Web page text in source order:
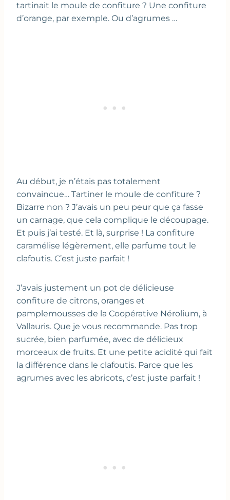
tartinait le moule de confiture ? Une confiture
d’orange, par exemple. Ou d’agrumes …
Au début, je n’étais pas totalement
convaincue… Tartiner le moule de confiture ?
Bizarre non ? J’avais un peu peur que ça fasse
un carnage, que cela complique le découpage.
Et puis j’ai testé. Et là, surprise ! La confiture
caramélise légèrement, elle parfume tout le
clafoutis. C’est juste parfait !
J’avais justement un pot de délicieuse
confiture de citrons, oranges et
pamplemousses de la Coopérative Nérolium, à
Vallauris. Que je vous recommande. Pas trop
sucrée, bien parfumée, avec de délicieux
morceaux de fruits. Et une petite acidité qui fait
la différence dans le clafoutis. Parce que les
agrumes avec les abricots, c’est juste parfait !